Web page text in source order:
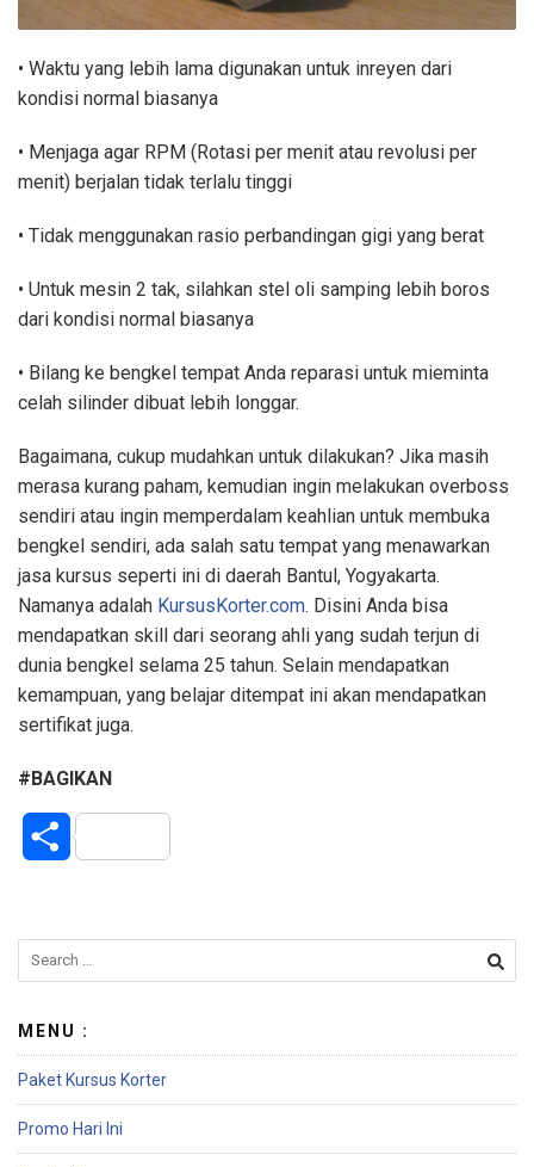
• Waktu yang lebih lama digunakan untuk inreyen dari
kondisi normal biasanya
• Menjaga agar RPM (Rotasi per menit atau revolusi per
menit) berjalan tidak terlalu tinggi
• Tidak menggunakan rasio perbandingan gigi yang berat
• Untuk mesin 2 tak, silahkan stel oli samping lebih boros
dari kondisi normal biasanya
• Bilang ke bengkel tempat Anda reparasi untuk mieminta
celah silinder dibuat lebih longgar.
Bagaimana, cukup mudahkan untuk dilakukan? Jika masih
merasa kurang paham, kemudian ingin melakukan overboss
sendiri atau ingin memperdalam keahlian untuk membuka
bengkel sendiri, ada salah satu tempat yang menawarkan
jasa kursus seperti ini di daerah Bantul, Yogyakarta.
Namanya adalah KursusKorter.com. Disini Anda bisa
mendapatkan skill dari seorang ahli yang sudah terjun di
dunia bengkel selama 25 tahun. Selain mendapatkan
kemampuan, yang belajar ditempat ini akan mendapatkan
sertifikat juga.
#BAGIKAN
S
r
e
MENU :
Paket Kursus Korter
Promo Hari Ini